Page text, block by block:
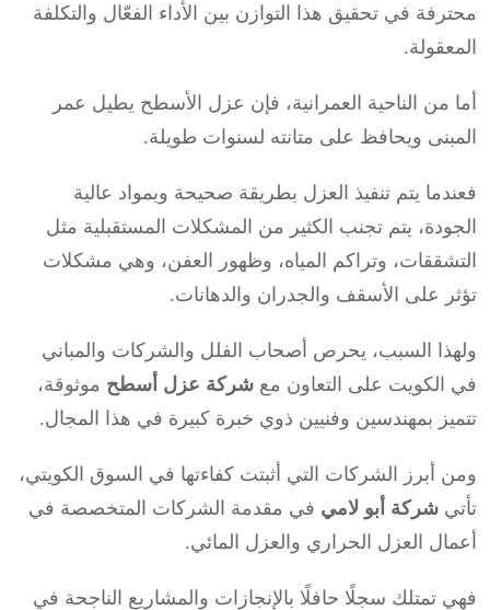
محترفة في تحقيق هذا التوازن بين الأداء الفعّال والتكلفة
المعقولة.
أما من الناحية العمرانية، فإن عزل الأسطح يطيل عمر
المبنى ويحافظ على متانته لسنوات طويلة.
فعندما يتم تنفيذ العزل بطريقة صحيحة وبمواد عالية
الجودة، يتم تجنب الكثير من المشكلات المستقبلية مثل
التشققات، وتراكم المياه، وظهور العفن، وهي مشكلات
تؤثر على الأسقف والجدران والدهانات.
ولهذا السبب، يحرص أصحاب الفلل والشركات والمباني
في الكويت على التعاون مع شركة عزل أسطح موثوقة،
تتميز بمهندسين وفنيين ذوي خبرة كبيرة في هذا المجال.
ومن أبرز الشركات التي أثبتت كفاءتها في السوق الكويتي،
تأتي شركة أبو لامي في مقدمة الشركات المتخصصة في
أعمال العزل الحراري والعزل المائي.
فهي تمتلك سجلًا حافلًا بالإنجازات والمشاريع الناجحة في